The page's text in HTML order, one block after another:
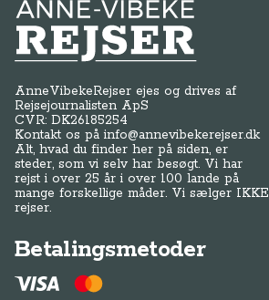
Anne-Vibeke Rejser
AnneVibekeRejser ejes og drives af
Rejsejournalisten ApS
CVR: DK26185254
Kontakt os påinfo@annevibekerejser.dk
Alt, hvad du finder her på siden, er
steder, som vi selv har besøgt. Vi har
rejst i over 25 år i over 100 lande på
mange forskellige måder. Vi sælger IKKE
rejser.
Betalingsmetoder